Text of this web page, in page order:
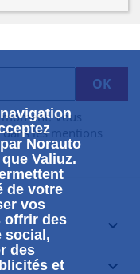
Vous
les mentions


Norauto
Valiuz.
de votre
vos
offrir des
social,
des
et